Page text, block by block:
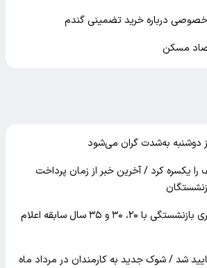
درباره خرید تضمینی گندم
مسکن
دوشنبه به‌شدت گران‌ می‌شود
یکسره کرد / آخرین خبر از زمان پرداخت
نحوه محاسبه مستمری بازنشستگی با ۲۰، ۳۰ و ۳۵ سال سابقه اعلام
شد / شوک جدید به کارمندان در مرداد ماه